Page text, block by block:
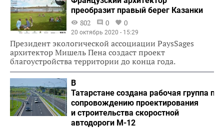
преобразит правый берег Казанки
802
0 0
20 октябрь 2020 - 15:29
Президент экологической ассоциации PaysSages
архитектор Мишель Пена создаст проект
благоустройства территории до конца года.
В
Татарстане создана рабочая группа по
сопровождению проектирования
и строительства скоростной
автодороги М-12